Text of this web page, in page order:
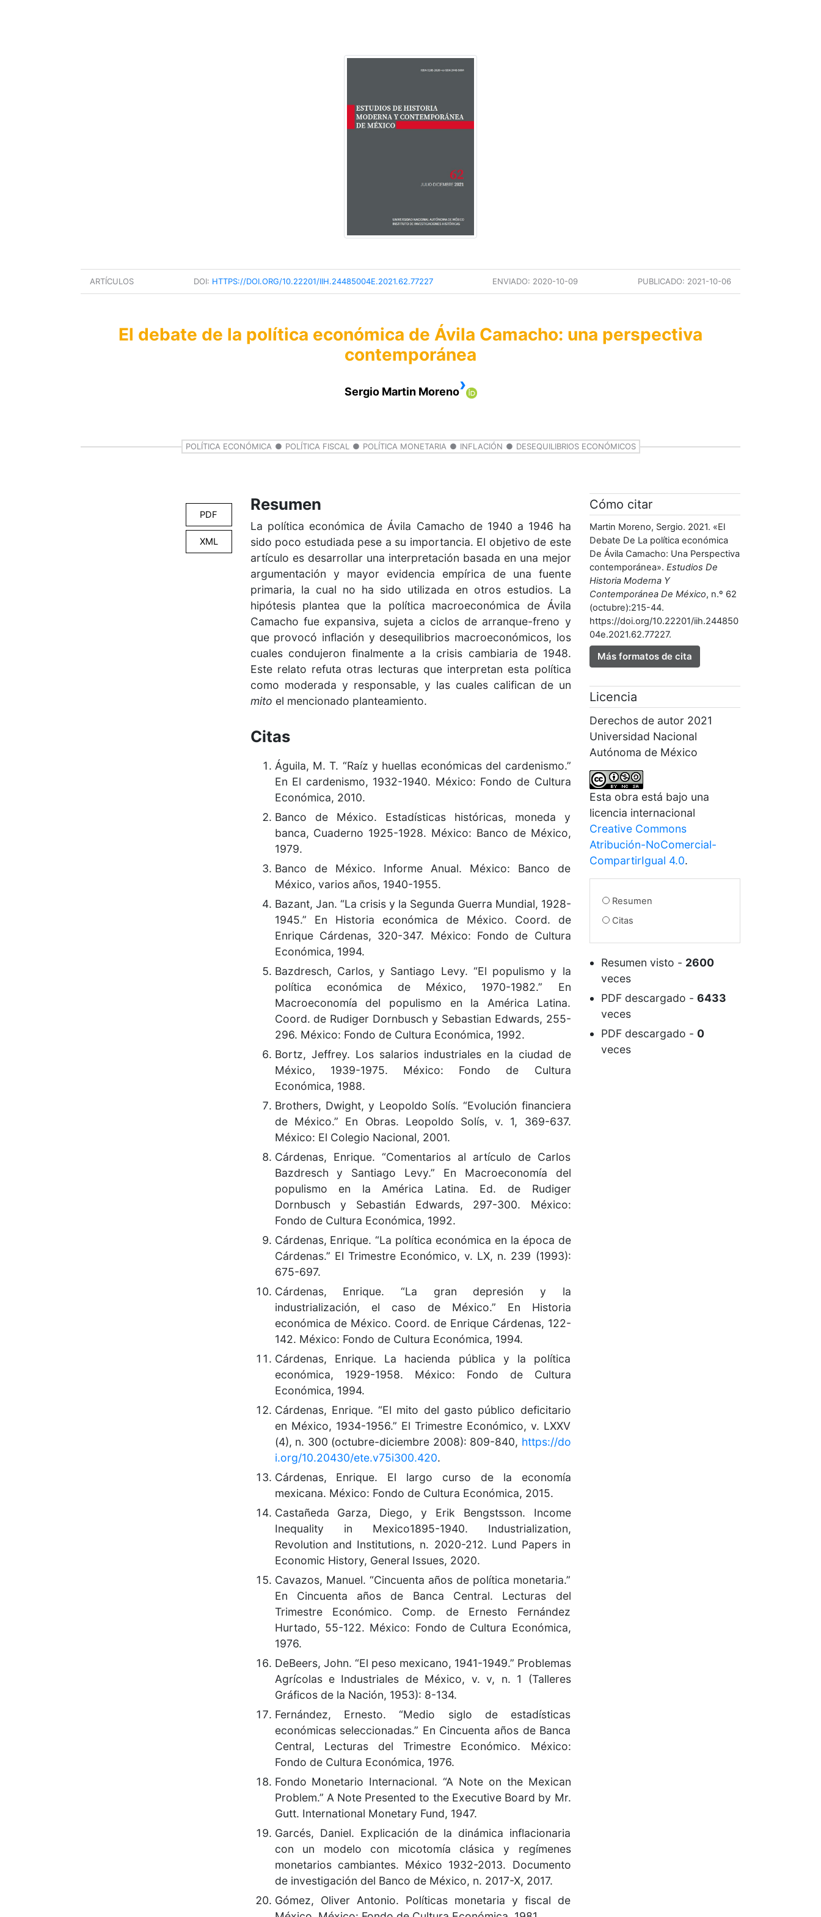
ARTÍCULOS DOI: HTTPS://DOI.ORG/10.22201/IIH.24485004E.2021.62.77227 ENVIADO: 2020-10-09 PUBLICADO: 2021-10-06
El debate de la política económica de Ávila Camacho: una perspectiva
contemporánea
Sergio Martin Moreno›
POLÍTICA ECONÓMICA POLÍTICA FISCAL POLÍTICA MONETARIA INFLACIÓN DESEQUILIBRIOS ECONÓMICOS
PDF
XML
Resumen
La política económica de Ávila Camacho de 1940 a 1946 ha
sido poco estudiada pese a su importancia. El objetivo de este
artículo es desarrollar una interpretación basada en una mejor
argumentación y mayor evidencia empírica de una fuente
primaria, la cual no ha sido utilizada en otros estudios. La
hipótesis plantea que la política macroeconómica de Ávila
Camacho fue expansiva, sujeta a ciclos de arranque-freno y
que provocó inflación y desequilibrios macroeconómicos, los
cuales condujeron finalmente a la crisis cambiaria de 1948.
Este relato refuta otras lecturas que interpretan esta política
como moderada y responsable, y las cuales califican de un
mito el mencionado planteamiento.
Citas
Águila, M. T. “Raíz y huellas económicas del cardenismo.”
En El cardenismo, 1932-1940. México: Fondo de Cultura
Económica, 2010.
Banco de México. Estadísticas históricas, moneda y
banca, Cuaderno 1925-1928. México: Banco de México,
1979.
Banco de México. Informe Anual. México: Banco de
México, varios años, 1940-1955.
Bazant, Jan. “La crisis y la Segunda Guerra Mundial, 1928-
1945.” En Historia económica de México. Coord. de
Enrique Cárdenas, 320-347. México: Fondo de Cultura
Económica, 1994.
Bazdresch, Carlos, y Santiago Levy. “El populismo y la
política económica de México, 1970-1982.” En
Macroeconomía del populismo en la América Latina.
Coord. de Rudiger Dornbusch y Sebastian Edwards, 255-
296. México: Fondo de Cultura Económica, 1992.
Bortz, Jeffrey. Los salarios industriales en la ciudad de
México, 1939-1975. México: Fondo de Cultura
Económica, 1988.
Brothers, Dwight, y Leopoldo Solís. “Evolución financiera
de México.” En Obras. Leopoldo Solís, v. 1, 369-637.
México: El Colegio Nacional, 2001.
Cárdenas, Enrique. “Comentarios al artículo de Carlos
Bazdresch y Santiago Levy.” En Macroeconomía del
populismo en la América Latina. Ed. de Rudiger
Dornbusch y Sebastián Edwards, 297-300. México:
Fondo de Cultura Económica, 1992.
Cárdenas, Enrique. “La política económica en la época de
Cárdenas.” El Trimestre Económico, v. LX, n. 239 (1993):
675-697.
Cárdenas, Enrique. “La gran depresión y la
industrialización, el caso de México.” En Historia
económica de México. Coord. de Enrique Cárdenas, 122-
142. México: Fondo de Cultura Económica, 1994.
Cárdenas, Enrique. La hacienda pública y la política
económica, 1929-1958. México: Fondo de Cultura
Económica, 1994.
Cárdenas, Enrique. “El mito del gasto público deficitario
en México, 1934-1956.” El Trimestre Económico, v. LXXV
(4), n. 300 (octubre-diciembre 2008): 809-840, https://do
i.org/10.20430/ete.v75i300.420.
Cárdenas, Enrique. El largo curso de la economía
mexicana. México: Fondo de Cultura Económica, 2015.
Castañeda Garza, Diego, y Erik Bengstsson. Income
Inequality in Mexico1895-1940. Industrialization,
Revolution and Institutions, n. 2020-212. Lund Papers in
Economic History, General Issues, 2020.
Cavazos, Manuel. “Cincuenta años de política monetaria.”
En Cincuenta años de Banca Central. Lecturas del
Trimestre Económico. Comp. de Ernesto Fernández
Hurtado, 55-122. México: Fondo de Cultura Económica,
1976.
DeBeers, John. “El peso mexicano, 1941-1949.” Problemas
Agrícolas e Industriales de México, v. v, n. 1 (Talleres
Gráficos de la Nación, 1953): 8-134.
Fernández, Ernesto. “Medio siglo de estadísticas
económicas seleccionadas.” En Cincuenta años de Banca
Central, Lecturas del Trimestre Económico. México:
Fondo de Cultura Económica, 1976.
Fondo Monetario Internacional. “A Note on the Mexican
Problem.” A Note Presented to the Executive Board by Mr.
Gutt. International Monetary Fund, 1947.
Garcés, Daniel. Explicación de la dinámica inflacionaria
con un modelo con micotomía clásica y regímenes
monetarios cambiantes. México 1932-2013. Documento
de investigación del Banco de México, n. 2017-X, 2017.
Gómez, Oliver Antonio. Políticas monetaria y fiscal de
Cómo citar
Martin Moreno, Sergio. 2021. «El
Debate De La política económica
De Ávila Camacho: Una Perspectiva
contemporánea». Estudios De
Historia Moderna Y
Contemporánea De México, n.º 62
(octubre):215-44.
https://doi.org/10.22201/iih.244850
04e.2021.62.77227.
Más formatos de cita
Licencia
Derechos de autor 2021
Universidad Nacional
Autónoma de México
Esta obra está bajo una
licencia internacional
Creative Commons
Atribución-NoComercial-
CompartirIgual 4.0.
Resumen
Citas
Resumen visto - 2600
veces
PDF descargado - 6433
veces
PDF descargado - 0
veces